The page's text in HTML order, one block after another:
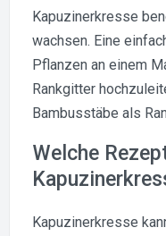
Kapuzinerkresse
wachsen. Eine
Pflanzen an einem
Rankgitter
Bambusstäbe als
Welche
Kapuzinerkresse